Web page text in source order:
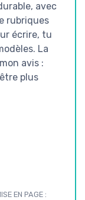
avec
rubriques
écrire, tu
La
avis :
plus
EN PAGE :